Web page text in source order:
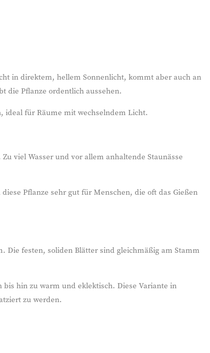
in direktem, hellem Sonnenlicht, kommt aber auch an
die Pflanze ordentlich aussehen.
ideal für Räume mit wechselndem Licht.
viel Wasser und vor allem anhaltende Staunässe
Pflanze sehr gut für Menschen, die oft das Gießen
Die festen, soliden Blätter sind gleichmäßig am Stamm
hin zu warm und eklektisch. Diese Variante in
zu werden.